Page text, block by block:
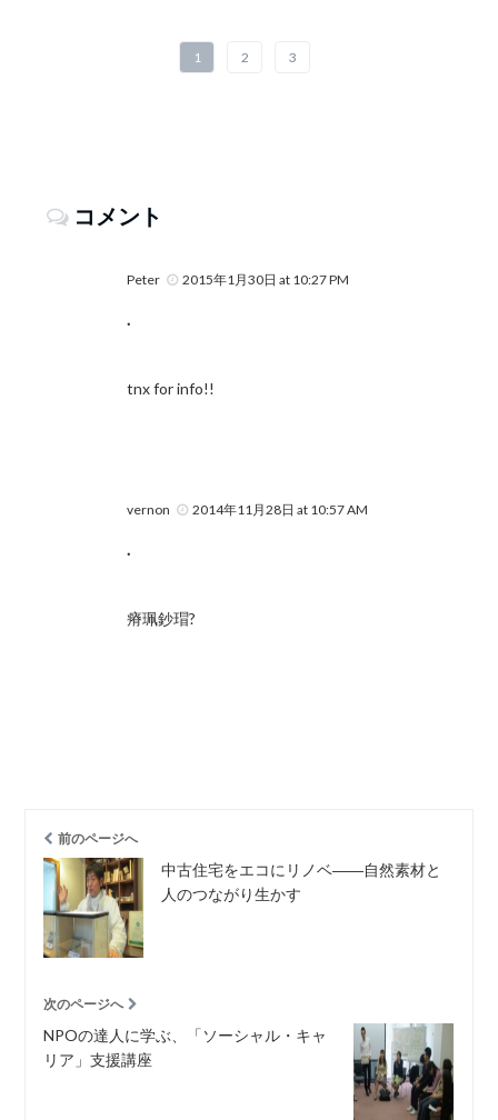
1 2 3
コメント
Peter 2015年1月30日 at 10:27 PM
.
tnx for info!!
vernon 2014年11月28日 at 10:57 AM
.
瘠珮鈔瑁?
前のページへ
中古住宅をエコにリノベ――自然素材と
人のつながり生かす
次のページへ
NPOの達人に学ぶ、「ソーシャル・キャ
リア」支援講座